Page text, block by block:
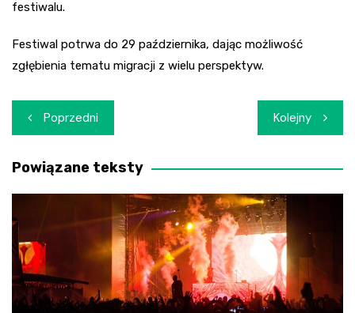
festiwalu.
Festiwal potrwa do 29 października, dając możliwość
zgłębienia tematu migracji z wielu perspektyw.
Nawigacja
wpisu
Poprzedni Kolejny
Powiązane teksty